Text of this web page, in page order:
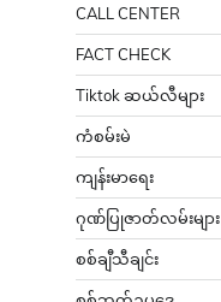
CALL CENTER
FACT CHECK
Tiktok ဆယ်လီများ
ကံစမ်းမဲ
ကျန်းမာရေး
ဂုဏ်ပြုဇာတ်လမ်းများ
စစ်ချီသီချင်း